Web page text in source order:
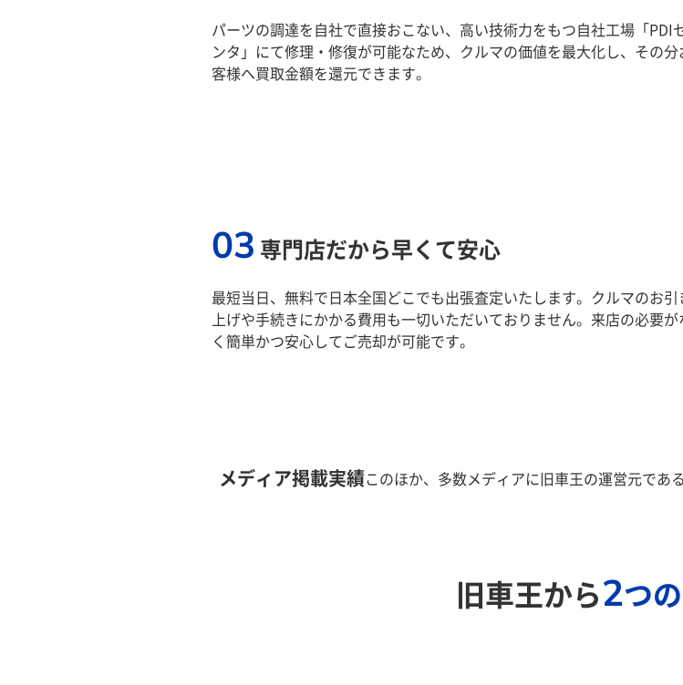
パーツの調達を自社で直接おこない、高い技術力をもつ自社工場「PDI
ンタ」にて修理・修復が可能なため、クルマの価値を最大化し、その分
客様へ買取金額を還元できます。
03 専門店だから早くて安心
最短当日、無料で日本全国どこでも出張査定いたします。クルマのお引
上げや手続きにかかる費用も一切いただいておりません。来店の必要が
く簡単かつ安心してご売却が可能です。
メディア掲載実績このほか、多数メディアに旧車王の運営元であ
旧車王から2つ